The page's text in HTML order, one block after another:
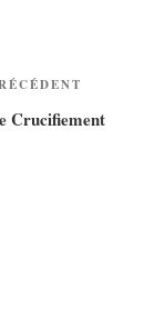
Crucifiement